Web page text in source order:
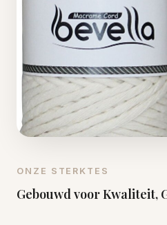
ONZE STERKTES
Gebouwd voor Kwaliteit,